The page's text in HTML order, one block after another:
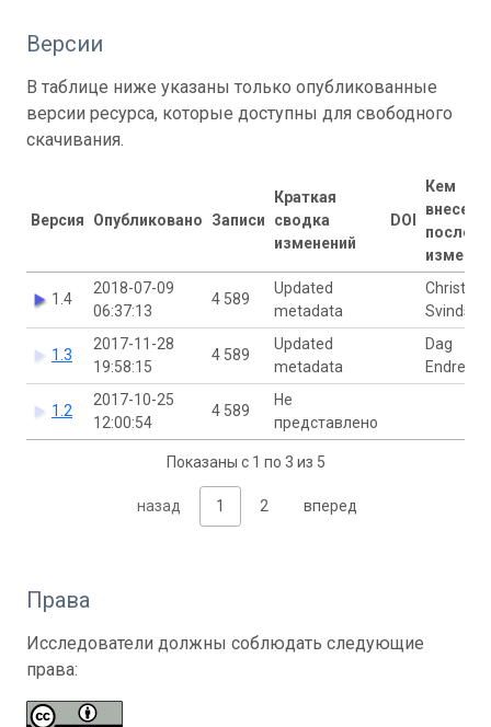
Версии
В таблице ниже указаны только опубликованные
версии ресурса, которые доступны для свободного
скачивания.
Версия Опубликовано Записи
Краткая
сводка
изменений
DOI
Кем
внесены
1.4
2018-07-09
06:37:13
4 589
Updated
metadata
Christian
1.3
2017-11-28
19:58:15
4 589
Updated
metadata
Dag
Endresen
1.2
2017-10-25
12:00:54
4 589
Не
представлено
Показаны с 1 по 3 из 5
назад 1 2 вперед
Права
Исследователи должны соблюдать следующие
права: